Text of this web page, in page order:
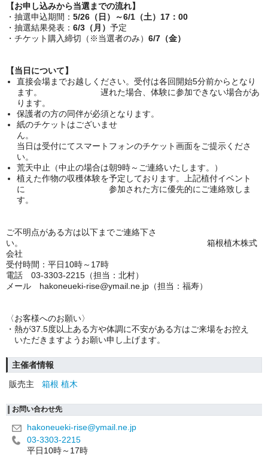
【お申し込みから当選までの流れ】
・抽選申込期間： 5/26 （日）
～6/1（土）17：00
・ 抽選結果発表： 6/3（月） 予定
・チケット購入締切（ ※当選者のみ） 6/7（金）
【当日について】
直接会場までお越しください。受付は各回開始5分前からとなり
ます。 遅れた場合、体験に参加できない場合があ
ります。
保護者の方の同伴が必須となります。
紙のチケットはございませ
ん。
当日は受付にてスマートフォンのチケット画面をご提示くださ
い。
荒天中止（中止の場合は朝9時～ご連絡いたします。）
植えた作物の収穫体験を予定しております。上記植付イベント
に 参加された方に優先的にご連絡致しま
す。
ご不明点がある方は以下までご連絡下さ
い。 箱根植木株式
会社
受付時間：平日10時～17時
電話 03-3303-2215（担当：北村）
メール hakoneueki-rise@ymail.ne.jp（担当：福寿）
〈お客様へのお願い〉
・熱が37.5度以上ある方や体調に不安がある方はご来場をお控え
いただきますようお願い申し上げます。
主催者情報
販売主
箱根 植木
お問い合わせ先
hakoneueki-rise@ymail.ne.jp
03-3303-2215
平日10時～17時